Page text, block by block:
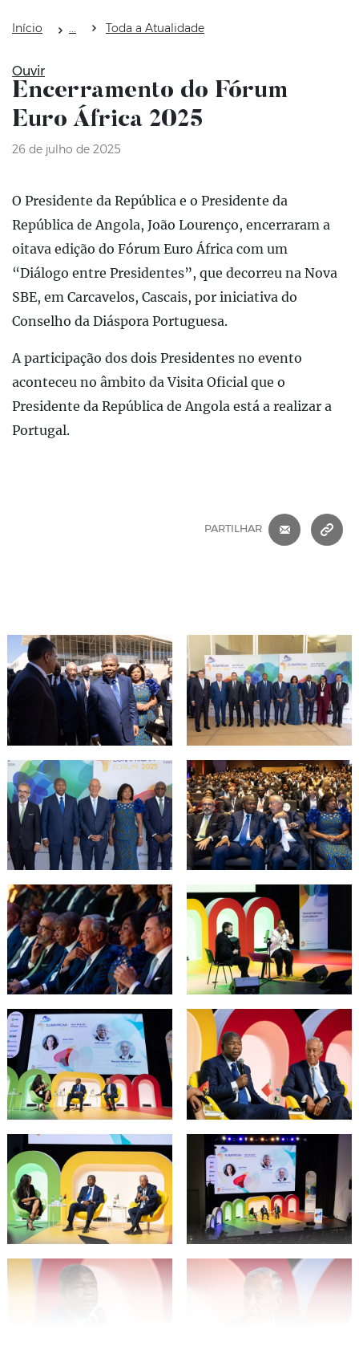
Início Toda a Atualidade
Ouvir
Encerramento do Fórum
Euro África 2025
26 de julho de 2025
O Presidente da República e o Presidente da
República de Angola, João Lourenço, encerraram a
oitava edição do Fórum Euro África com um
“Diálogo entre Presidentes”, que decorreu na Nova
SBE, em Carcavelos, Cascais, por iniciativa do
Conselho da Diáspora Portuguesa.
A participação dos dois Presidentes no evento
aconteceu no âmbito da Visita Oficial que o
Presidente da República de Angola está a realizar a
Portugal.
PARTILHAR